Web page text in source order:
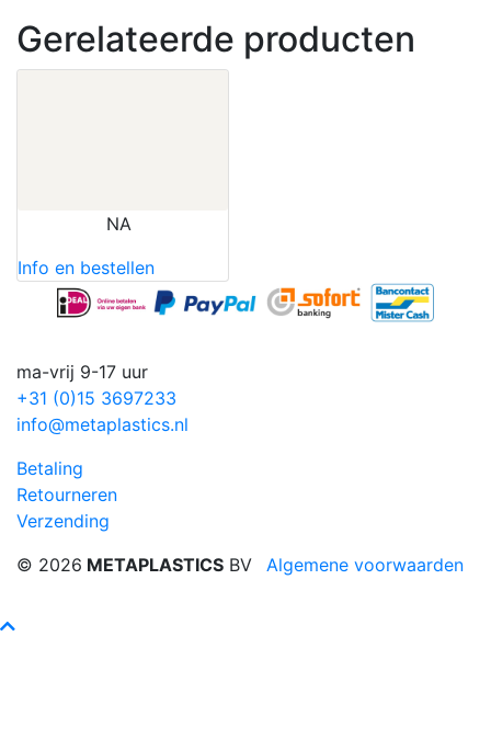
Gerelateerde producten
NA
Info en bestellen
ma-vrij 9-17 uur
+31 (0)15 3697233
info@metaplastics.nl
Betaling
Retourneren
Verzending
© 2026 METAPLASTICS BV Algemene voorwaarden